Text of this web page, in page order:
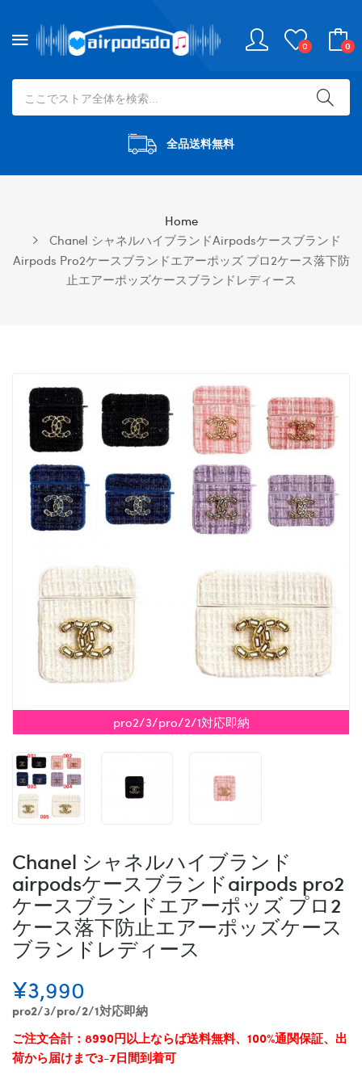
0 0
全品送料無料
Home
Chanel シャネルハイブランドairpodsケースブランド
Airpods Pro2ケースブランドエアーポッズ プロ2ケース落下防
止エアーポッズケースブランドレディース
pro2/3/pro/2/1対応即納
Chanel シャネルハイブランド
airpodsケースブランドairpods pro2
ケースブランドエアーポッズ プロ2
ケース落下防止エアーポッズケース
ブランドレディース
¥3,990
pro2/3/pro/2/1対応即納
ご注文合計：8990円以上ならば送料無料、100%通関保証、出
荷から届けまで3-7日間到着可